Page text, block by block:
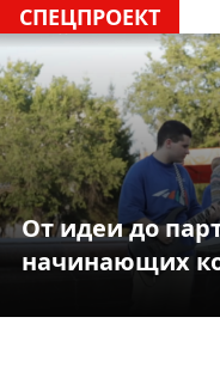
СПЕЦПРОЕКТ
От идеи до
начинающих